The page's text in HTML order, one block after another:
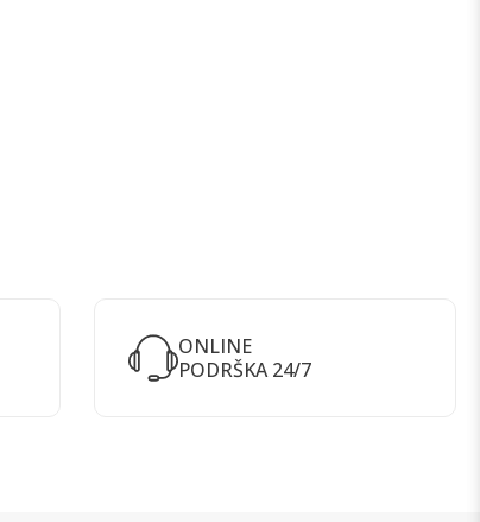
ONLINE
PODRŠKA 24/7